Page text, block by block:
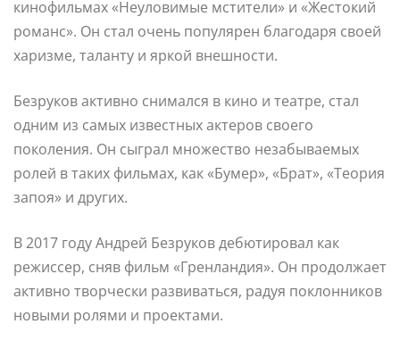
кинофильмах «Неуловимые мстители» и «Жестокий
романс». Он стал очень популярен благодаря своей
харизме, таланту и яркой внешности.
Безруков активно снимался в кино и театре, стал
одним из самых известных актеров своего
поколения. Он сыграл множество незабываемых
ролей в таких фильмах, как «Бумер», «Брат», «Теория
запоя» и других.
В 2017 году Андрей Безруков дебютировал как
режиссер, сняв фильм «Гренландия». Он продолжает
активно творчески развиваться, радуя поклонников
новыми ролями и проектами.